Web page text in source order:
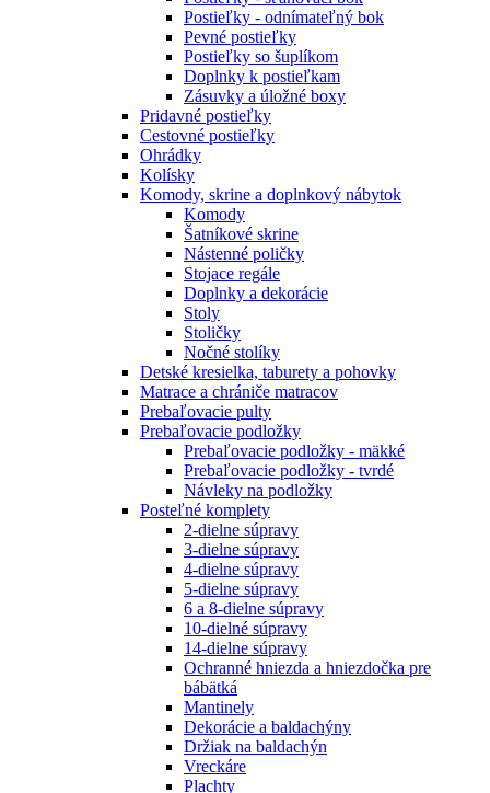
Postieľky - odnímateľný bok
Pevné postieľky
Postieľky so šuplíkom
Doplnky k postieľkam
Zásuvky a úložné boxy
Pridavné postieľky
Cestovné postieľky
Ohrádky
Kolísky
Komody, skrine a doplnkový nábytok
Komody
Šatníkové skrine
Nástenné poličky
Stojace regále
Doplnky a dekorácie
Stoly
Stoličky
Nočné stolíky
Detské kresielka, taburety a pohovky
Matrace a chrániče matracov
Prebaľovacie pulty
Prebaľovacie podložky
Prebaľovacie podložky - mäkké
Prebaľovacie podložky - tvrdé
Návleky na podložky
Posteľné komplety
2-dielne súpravy
3-dielne súpravy
4-dielne súpravy
5-dielne súpravy
6 a 8-dielne súpravy
10-dielné súpravy
14-dielne súpravy
Ochranné hniezda a hniezdočka pre
bábätká
Mantinely
Dekorácie a baldachýny
Držiak na baldachýn
Vreckáre
Plachty